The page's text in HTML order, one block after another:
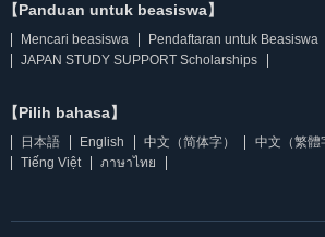
【Panduan untuk beasiswa】
Mencari beasiswa
Pendaftaran untuk Beasiswa
JAPAN STUDY SUPPORT Scholarships
【Pilih bahasa】
日本語 English 中文（简体字） 中文（繁體
Tiếng Việt
ภาษาไทย